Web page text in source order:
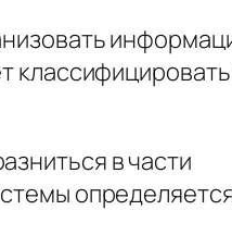
в части